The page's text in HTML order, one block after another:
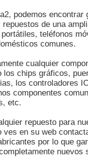
podemos encontrar
de una
teléfonos
comunes.
cualquier
chips gráficos,
los controladores
componentes
etc.
repuesto para
ves en su web
por lo que
nuevos